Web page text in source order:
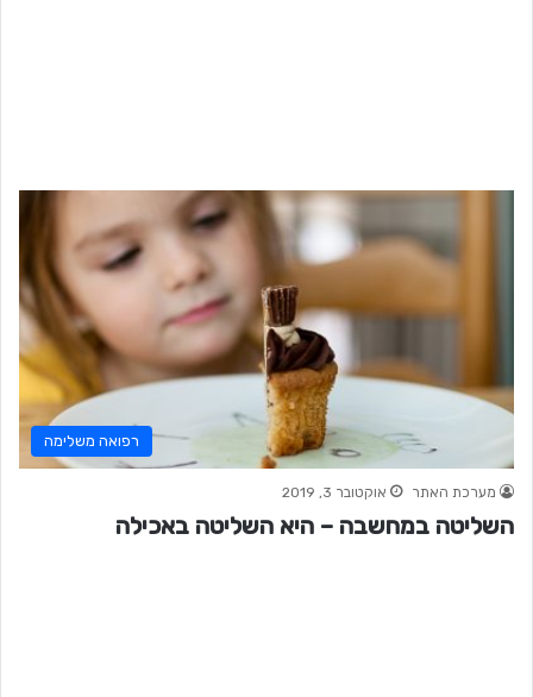
רפואה משלימה
מערכת האתר אוקטובר 3, 2019
השליטה במחשבה – היא השליטה באכילה